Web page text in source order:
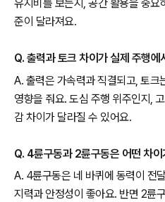
유지비를 보는지, 공간 활용을 중요
준이 달라져요.
Q. 출력과 토크 차이가 실제 주행에
A. 출력은 가속력과 직결되고, 토크
영향을 줘요. 도심 주행 위주인지,
감 차이가 달라질 수 있어요.
Q. 4륜구동과 2륜구동은 어떤 차
A. 4륜구동은 네 바퀴에 동력이 전
지력과 안정성이 좋아요. 반면 2륜